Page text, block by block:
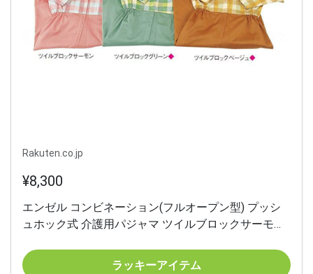
Rakuten.co.jp
¥8,300
エンゼル コンビネーション(フルオープン型) プッシ
ュホック式 介護用パジャマ ツイルブロックサーモン
ラッキーアイテム